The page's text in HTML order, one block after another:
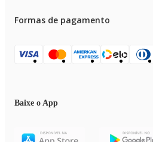
Formas de pagamento
Baixe o App